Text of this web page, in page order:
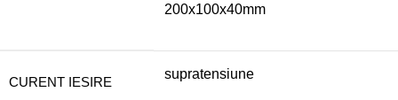
200x100x40mm
CURENT IESIRE
supratensiune